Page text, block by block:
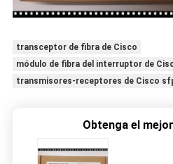
transceptor de fibra de Cisco
módulo de fibra del interruptor de
transmisores-receptores de Cisco
Obtenga el